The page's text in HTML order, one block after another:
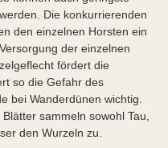
Die konkurrierenden
den einzelnen Horsten ein
der einzelnen
fördert die
so die Gefahr des
bei Wanderdünen wichtig.
sammeln sowohl Tau,
den Wurzeln zu.